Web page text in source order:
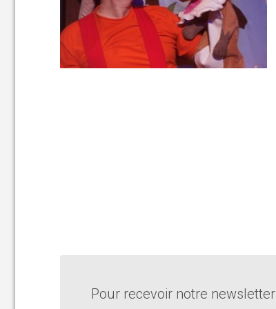
Pour recevoir notre newsletter